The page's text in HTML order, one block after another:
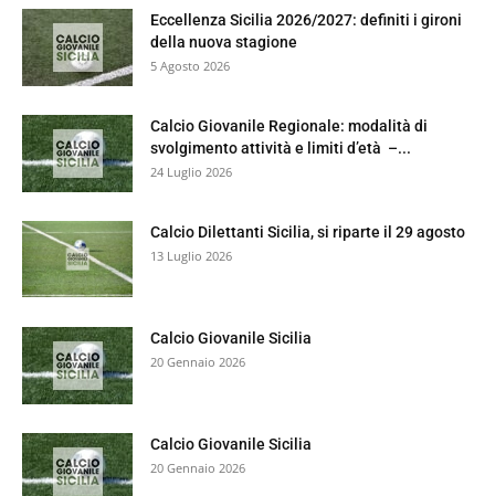
Eccellenza Sicilia 2026/2027: definiti i gironi
della nuova stagione
5 Agosto 2026
Calcio Giovanile Regionale: modalità di
svolgimento attività e limiti d’età –...
24 Luglio 2026
Calcio Dilettanti Sicilia, si riparte il 29 agosto
13 Luglio 2026
Calcio Giovanile Sicilia
20 Gennaio 2026
Calcio Giovanile Sicilia
20 Gennaio 2026